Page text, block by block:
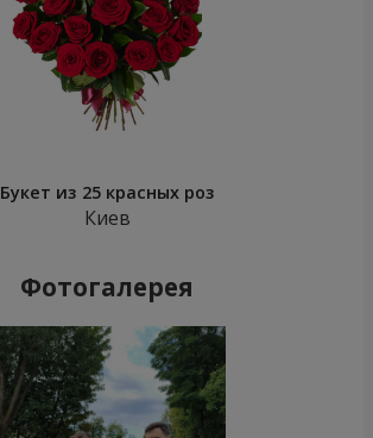
Букет из 25 красных роз
Киев
Фотогалерея